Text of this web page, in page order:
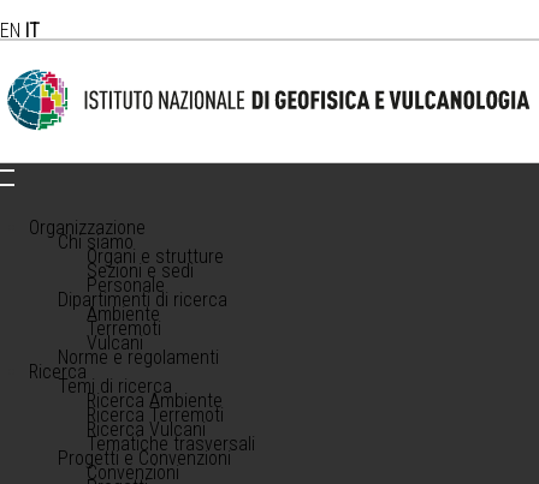
EN IT
Organizzazione
Chi siamo
Organi e strutture
Sezioni e sedi
Personale
Dipartimenti di ricerca
Ambiente
Terremoti
Vulcani
Norme e regolamenti
Ricerca
Temi di ricerca
Ricerca Ambiente
Ricerca Terremoti
Ricerca Vulcani
Tematiche trasversali
Progetti e Convenzioni
Convenzioni